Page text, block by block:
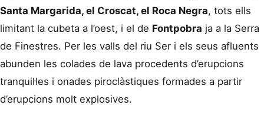
Santa Margarida, el Croscat, el Roca Negra, tots ells
limitant la cubeta a l’oest, i el de Fontpobra ja a la Serra
de Finestres. Per les valls del riu Ser i els seus afluents
abunden les colades de lava procedents d’erupcions
tranquil·les i onades piroclàstiques formades a partir
d’erupcions molt explosives.